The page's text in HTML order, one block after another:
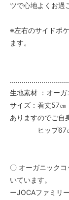
ツで心地よくお過
※左右のサイドポ
ます。
生地素材 ：オー
サイズ：着丈57
ありますのでご
ヒップ67㎝(
〇 オーガニック
いています。
ーJOCAファミリ